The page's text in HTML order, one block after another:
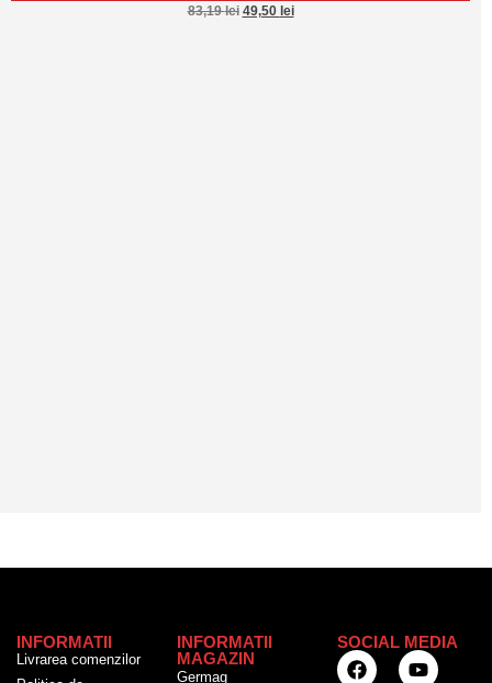
83,19lei 49,50 lei
INFORMATII
Livrarea comenzilor
INFORMATII
MAGAZIN
Germag
SOCIAL MEDIA